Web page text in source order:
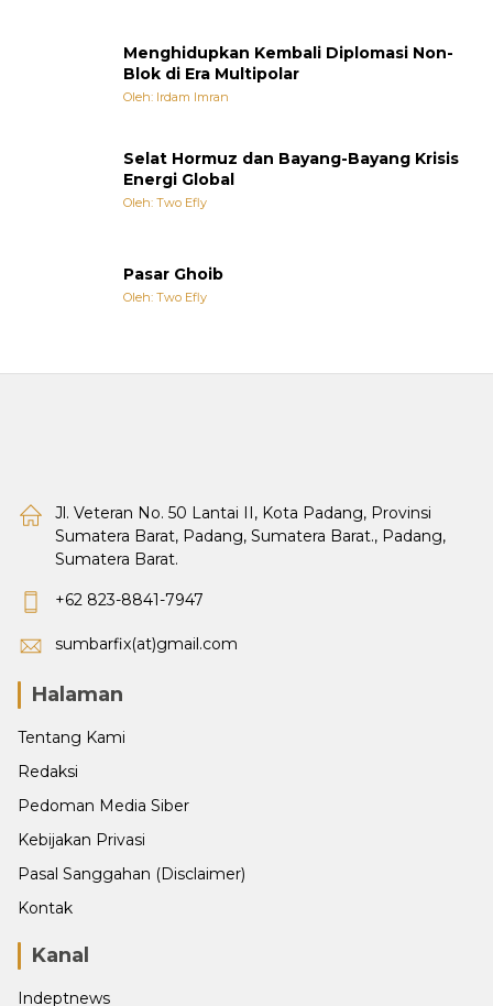
Menghidupkan Kembali Diplomasi Non-
Blok di Era Multipolar
Oleh: Irdam Imran
Selat Hormuz dan Bayang-Bayang Krisis
Energi Global
Oleh: Two Efly
Pasar Ghoib
Oleh: Two Efly
Jl. Veteran No. 50 Lantai II, Kota Padang, Provinsi
Sumatera Barat, Padang, Sumatera Barat., Padang,
Sumatera Barat.
+62 823-8841-7947
sumbarfix(at)gmail.com
Halaman
Tentang Kami
Redaksi
Pedoman Media Siber
Kebijakan Privasi
Pasal Sanggahan (Disclaimer)
Kontak
Kanal
Indeptnews